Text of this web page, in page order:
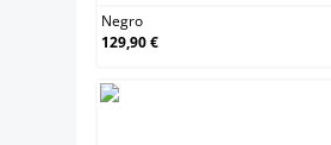
Negro
129,90 €